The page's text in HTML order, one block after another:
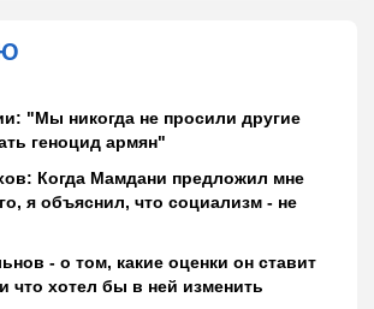
"Мы никогда не просили другие
геноцид армян"
Когда Мамдани предложил мне
я объяснил, что социализм - не
- о том, какие оценки он ставит
что хотел бы в ней изменить